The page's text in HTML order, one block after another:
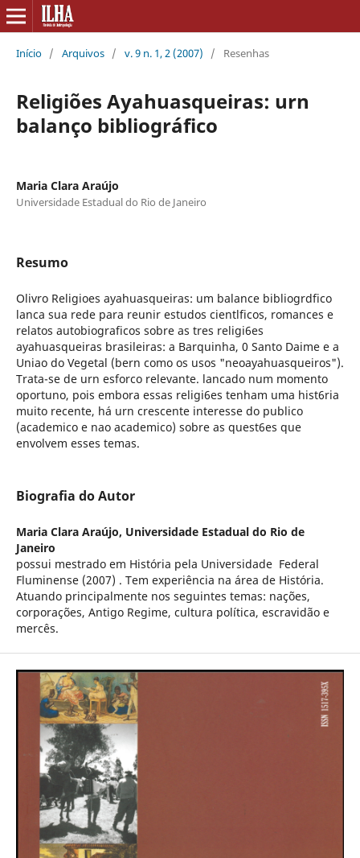
Início / Arquivos / v. 9 n. 1, 2 (2007) / Resenhas
Religiões Ayahuasqueiras: urn
balanço bibliográfico
Maria Clara Araújo
Universidade Estadual do Rio de Janeiro
Resumo
Olivro Religioes ayahuasqueiras: um balance bibliogrdfico
lanca sua rede para reunir estudos cientlficos, romances e
relatos autobiograficos sobre as tres religi6es
ayahuasqueiras brasileiras: a Barquinha, 0 Santo Daime e a
Uniao do Vegetal (bern como os usos "neoayahuasqueiros").
Trata-se de urn esforco relevante. lancado num momento
oportuno, pois embora essas religi6es tenham uma hist6ria
muito recente, há urn crescente interesse do publico
(academico e nao academico) sobre as quest6es que
envolvem esses temas.
Biografia do Autor
Maria Clara Araújo, Universidade Estadual do Rio de
Janeiro
possui mestrado em História pela Universidade Federal
Fluminense (2007) . Tem experiência na área de História.
Atuando principalmente nos seguintes temas: nações,
corporações, Antigo Regime, cultura política, escravidão e
mercês.